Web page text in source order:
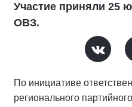
Участие приняли 25
ОВЗ.
По инициативе
регионального